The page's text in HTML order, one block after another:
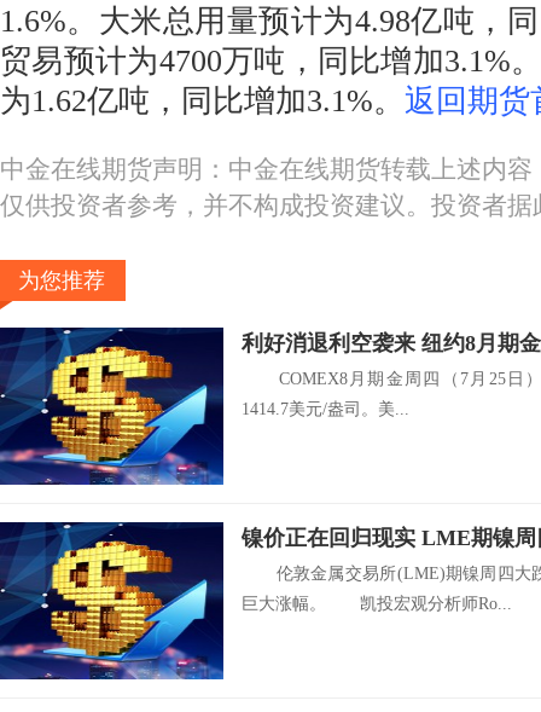
1.6%。大米总用量预计为4.98亿吨，
贸易预计为4700万吨，同比增加3.1%
为1.62亿吨，同比增加3.1%。 返回期货
中金在线期货声明：中金在线期货转载上述内
仅供投资者参考，并不构成投资建议。投资者
为您推荐
利好消退利空袭来 纽约8月期
COMEX8月期金周四（7月25日）
1414.7美元/盎司。美...
镍价正在回归现实 LME期镍
伦敦金属交易所(LME)期镍周四大
巨大涨幅。 凯投宏观分析师Ro...